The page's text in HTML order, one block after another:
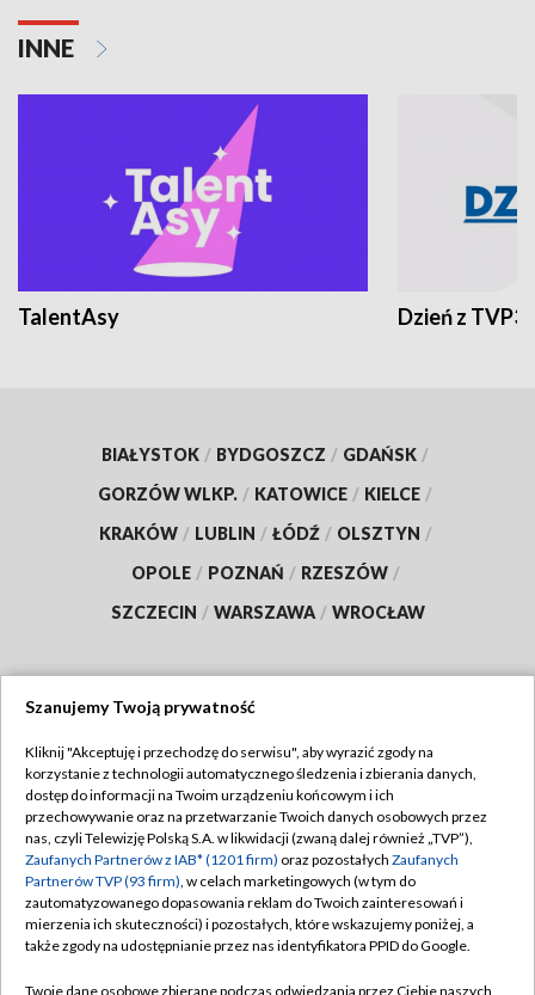
INNE
TalentAsy Dzień z TVP3
BIAŁYSTOK / BYDGOSZCZ / GDAŃSK /
GORZÓW WLKP. / KATOWICE / KIELCE /
KRAKÓW / LUBLIN / ŁÓDŹ / OLSZTYN /
OPOLE / POZNAŃ / RZESZÓW /
SZCZECIN / WARSZAWA / WROCŁAW
TVP
Abonament TVP
Emisja w TVP
Centrum informacji TVP
Naziemna Telewizja Cyfrowa
Regulamin TVP
Polityka prywatności
Moje zgody
Pomoc
Szanujemy Twoją prywatność
Kliknij "Akceptuję i przechodzę do serwisu", aby wyrazić zgody na
korzystanie z technologii automatycznego śledzenia i zbierania danych,
dostęp do informacji na Twoim urządzeniu końcowym i ich
przechowywanie oraz na przetwarzanie Twoich danych osobowych przez
nas, czyli Telewizję Polską S.A. w likwidacji (zwaną dalej również „TVP”),
Zaufanych Partnerów z IAB* (1201 firm) oraz pozostałych Zaufanych
Partnerów TVP (93 firm), w celach marketingowych (w tym do
zautomatyzowanego dopasowania reklam do Twoich zainteresowań i
mierzenia ich skuteczności) i pozostałych, które wskazujemy poniżej, a
także zgody na udostępnianie przez nas identyfikatora PPID do Google.
Twoje dane osobowe zbierane podczas odwiedzania przez Ciebie naszych